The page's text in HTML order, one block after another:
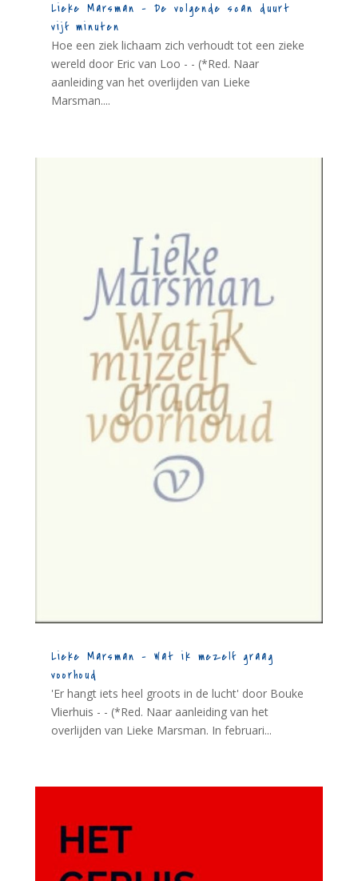
Lieke Marsman – De volgende scan duurt
vijf minuten
Hoe een ziek lichaam zich verhoudt tot een zieke
wereld door Eric van Loo - - (*Red. Naar
aanleiding van het overlijden van Lieke
Marsman....
Lieke Marsman – Wat ik mezelf graag
voorhoud
'Er hangt iets heel groots in de lucht' door Bouke
Vlierhuis - - (*Red. Naar aanleiding van het
overlijden van Lieke Marsman. In februari...